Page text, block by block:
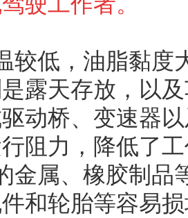
较低，油脂黏度
露天存放，以
动桥、变速器
阻力，降低了
金属、橡胶制品
和轮胎等容易